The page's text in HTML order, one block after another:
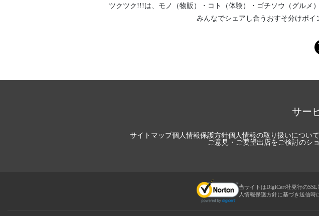
ツクツク!!!は、 モノ（物販） ・ コト（体験） ・ ゴチソウ（グルメ）
みんなでシェアし合う おすそ分けポイ
サー
サイトマップ個人情報保護方針個人情報の取り扱いについて
ご意見・ご要望出店をご検討のシ
当サイトはDigiCert社発行の
人情報保護方針に基づき送信時